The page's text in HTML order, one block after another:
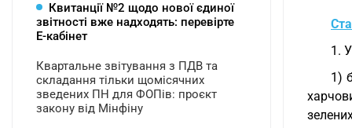
1.
1)
Квитанції №2 щодо нової єдиної
звітності вже надходять: перевірте
Е-кабінет
Квартальне звітування з ПДВ та
складання тільки щомісячних
зведених ПН для ФОПів: проєкт
закону від Мінфіну